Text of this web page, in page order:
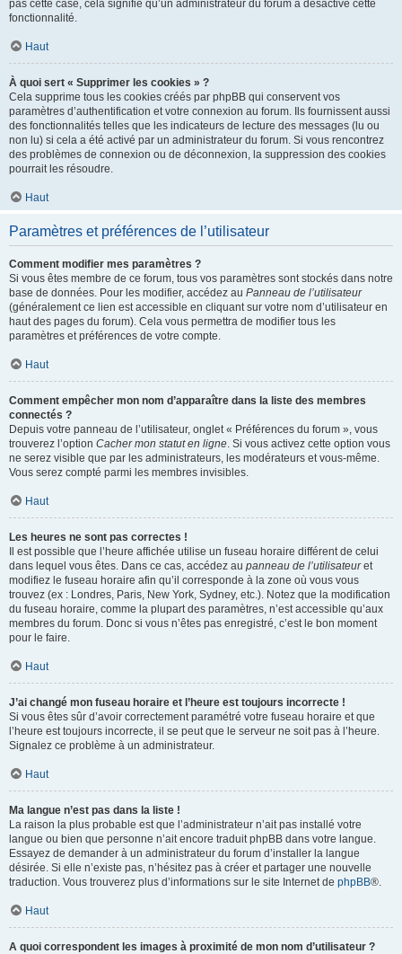
pas cette case, cela signifie qu’un administrateur du forum a désactivé cette
fonctionnalité.
Haut
À quoi sert « Supprimer les cookies » ?
Cela supprime tous les cookies créés par phpBB qui conservent vos
paramètres d’authentification et votre connexion au forum. Ils fournissent aussi
des fonctionnalités telles que les indicateurs de lecture des messages (lu ou
non lu) si cela a été activé par un administrateur du forum. Si vous rencontrez
des problèmes de connexion ou de déconnexion, la suppression des cookies
pourrait les résoudre.
Haut
Paramètres et préférences de l’utilisateur
Comment modifier mes paramètres ?
Si vous êtes membre de ce forum, tous vos paramètres sont stockés dans notre
base de données. Pour les modifier, accédez au Panneau de l’utilisateur
(généralement ce lien est accessible en cliquant sur votre nom d’utilisateur en
haut des pages du forum). Cela vous permettra de modifier tous les
paramètres et préférences de votre compte.
Haut
Comment empêcher mon nom d’apparaître dans la liste des membres
connectés ?
Depuis votre panneau de l’utilisateur, onglet « Préférences du forum », vous
trouverez l’option Cacher mon statut en ligne. Si vous activez cette option vous
ne serez visible que par les administrateurs, les modérateurs et vous-même.
Vous serez compté parmi les membres invisibles.
Haut
Les heures ne sont pas correctes !
Il est possible que l’heure affichée utilise un fuseau horaire différent de celui
dans lequel vous êtes. Dans ce cas, accédez au panneau de l’utilisateuret
modifiez le fuseau horaire afin qu’il corresponde à la zone où vous vous
trouvez (ex : Londres, Paris, New York, Sydney, etc.). Notez que la modification
du fuseau horaire, comme la plupart des paramètres, n’est accessible qu’aux
membres du forum. Donc si vous n’êtes pas enregistré, c’est le bon moment
pour le faire.
Haut
J’ai changé mon fuseau horaire et l’heure est toujours incorrecte !
Si vous êtes sûr d’avoir correctement paramétré votre fuseau horaire et que
l’heure est toujours incorrecte, il se peut que le serveur ne soit pas à l’heure.
Signalez ce problème à un administrateur.
Haut
Ma langue n’est pas dans la liste !
La raison la plus probable est que l’administrateur n’ait pas installé votre
langue ou bien que personne n’ait encore traduit phpBB dans votre langue.
Essayez de demander à un administrateur du forum d’installer la langue
désirée. Si elle n’existe pas, n’hésitez pas à créer et partager une nouvelle
traduction. Vous trouverez plus d’informations sur le site Internet de phpBB®.
Haut
A quoi correspondent les images à proximité de mon nom d’utilisateur ?